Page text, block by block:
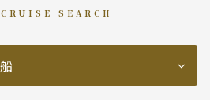
CRUISE SEARCH